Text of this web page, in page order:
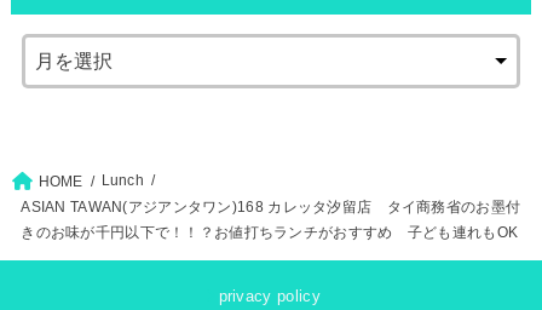
HOME
Lunch
ASIAN TAWAN(アジアンタワン)168 カレッタ汐留店 タイ商務省のお墨付
きのお味が千円以下で！！？お値打ちランチがおすすめ 子ども連れもOK
privacy policy